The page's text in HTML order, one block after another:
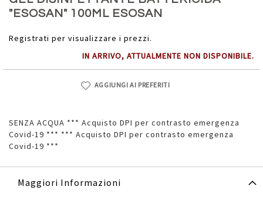
"ESOSAN" 100ML ESOSAN
Registrati per visualizzare i prezzi.
IN ARRIVO, ATTUALMENTE NON DISPONIBILE.
AGGIUNGI AI PREFERITI
SENZA ACQUA *** Acquisto DPI per contrasto emergenza
Covid-19 *** *** Acquisto DPI per contrasto emergenza
Covid-19 ***
della
galleria
immagini
Maggiori Informazioni